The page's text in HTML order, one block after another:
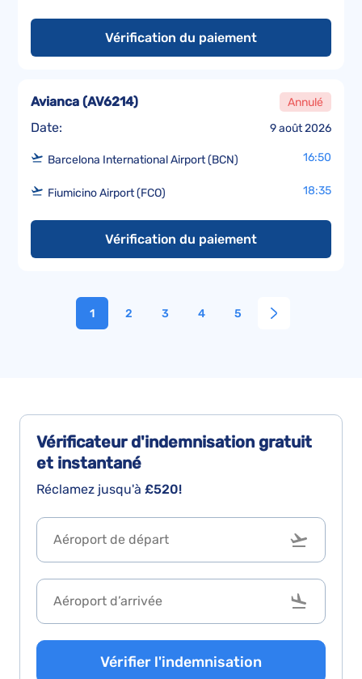
Vérification du paiement
Date: 9 août 2026
Avianca (AV6214) Annulé
Barcelona International Airport (BCN) 16:50
Fiumicino Airport (FCO) 18:35
Vérification du paiement
1 2 3 4 5
Vérificateur d'indemnisation gratuit
et instantané
Réclamez jusqu'à £520!
Vérifier l'indemnisation